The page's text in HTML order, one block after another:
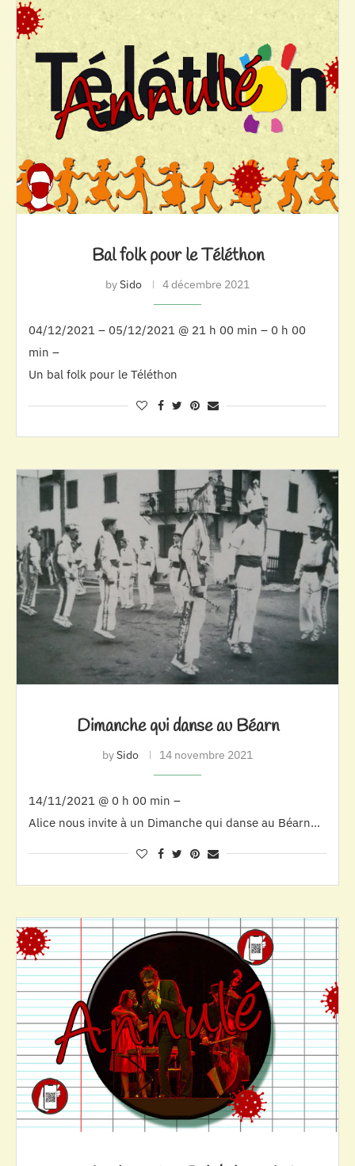
Bal folk pour le Téléthon
bySido 4 décembre 2021
04/12/2021 – 05/12/2021 @ 21 h 00 min – 0 h 00
min –
Un bal folk pour le Téléthon
Dimanche qui danse au Béarn
bySido 14 novembre 2021
14/11/2021 @ 0 h 00 min –
Alice nous invite à un Dimanche qui danse au Béarn…